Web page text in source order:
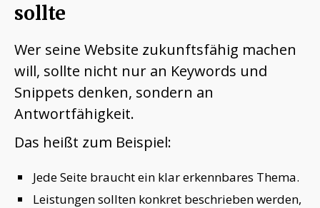
sollte
Wer seine Website zukunftsfähig machen
will, sollte nicht nur an Keywords und
Snippets denken, sondern an
Antwortfähigkeit.
Das heißt zum Beispiel:
Jede Seite braucht ein klar erkennbares Thema.
Leistungen sollten konkret beschrieben werden,